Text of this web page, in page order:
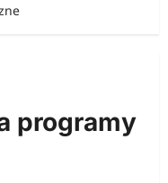
programy